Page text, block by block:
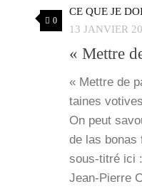
0
CE QUE JE
13 JANVIER
« Mettre
« Mettre de
taines
On peut
de las bonas
sous-titré ici
Jean-Pierre